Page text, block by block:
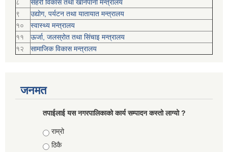
८
सहरी विकास तथा खानेपानी मन्त्रालय
९
उद्योग, पर्यटन तथा यातायात मन्त्रालय
१०
स्वास्थ्य मन्त्रालय
११
ऊर्जा, जलस्रोत तथा सिंचाइ मन्त्रालय
१२
सामाजिक विकास मन्‍‍त्रालय
जनमत
तपाईलाई यस नगरपालिकाको कार्य सम्पादन कस्तो लाग्यो ?
Choices
राम्रो
ठिकै